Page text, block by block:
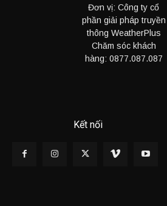
Đơn vị: Công ty cổ
phần giải pháp truyền
thông WeatherPlus
Chăm sóc khách
hàng: 0877.087.087
Kết nối